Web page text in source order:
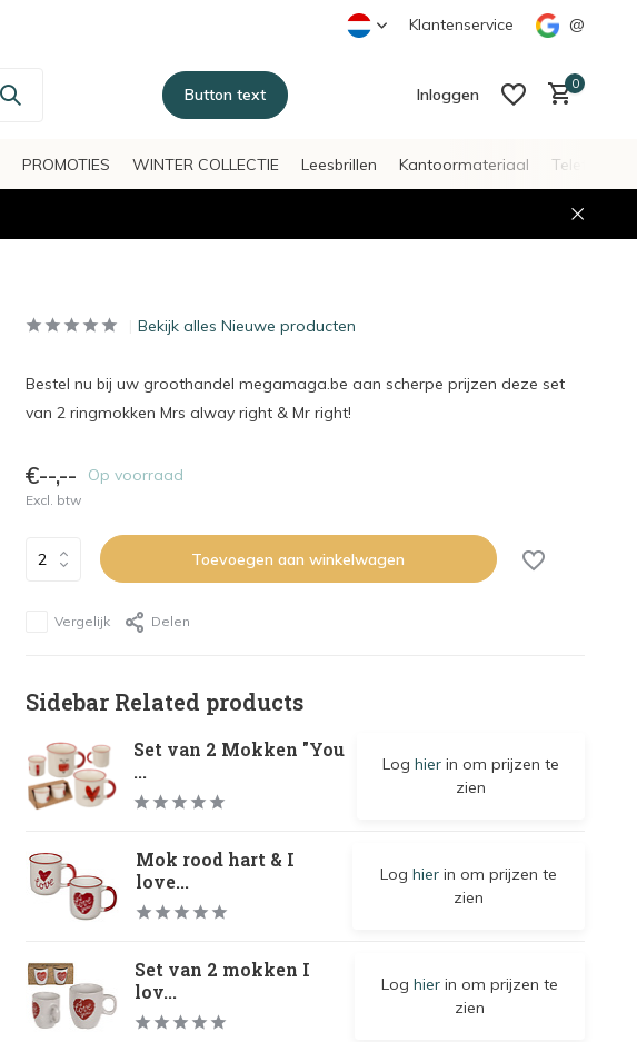
Klantenservice @
Button text Inloggen
0
PROMOTIES WINTER COLLECTIE Leesbrillen Kantoormateriaal
Bekijk alles Nieuwe producten
Bestel nu bij uw groothandel megamaga.be aan scherpe prijzen deze set
van 2 ringmokken Mrs alway right & Mr right!
€--,-- Op voorraad
Excl. btw
Toevoegen aan winkelwagen
Vergelijk Delen
Sidebar Related products
Set van 2 Mokken "You
...
Log hier in om prijzen te
zien
Mok rood hart & I
love...
Log hierin om prijzen te
zien
Set van 2 mokken I
lov...
Log hierin om prijzen te
zien